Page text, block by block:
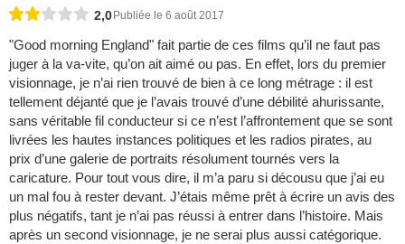
2,0 Publiée le 6 août 2017
"Good morning England" fait partie de ces films qu’il ne faut pas
juger à la va-vite, qu’on ait aimé ou pas. En effet, lors du premier
visionnage, je n’ai rien trouvé de bien à ce long métrage : il est
tellement déjanté que je l’avais trouvé d’une débilité ahurissante,
sans véritable fil conducteur si ce n’est l’affrontement que se sont
livrées les hautes instances politiques et les radios pirates, au
prix d’une galerie de portraits résolument tournés vers la
caricature. Pour tout vous dire, il m’a paru si décousu que j’ai eu
un mal fou à rester devant. J’étais même prêt à écrire un avis des
plus négatifs, tant je n’ai pas réussi à entrer dans l’histoire. Mais
après un second visionnage, je ne serai plus aussi catégorique.